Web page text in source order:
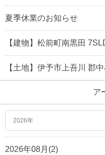
夏季休業のお知らせ
【建物】松前町南黒田
【土地】伊予市上吾川 郡
ア
2026年
2026年08月(2)